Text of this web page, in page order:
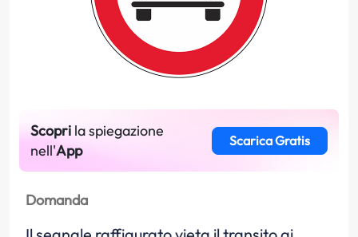
Scopri la spiegazione
nell'App
Scarica Gratis
Domanda